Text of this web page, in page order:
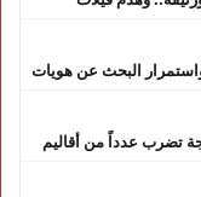
البحث عن هويات
موجة حر تصل إلى 47 درجة تضرب عدداً من أقاليم